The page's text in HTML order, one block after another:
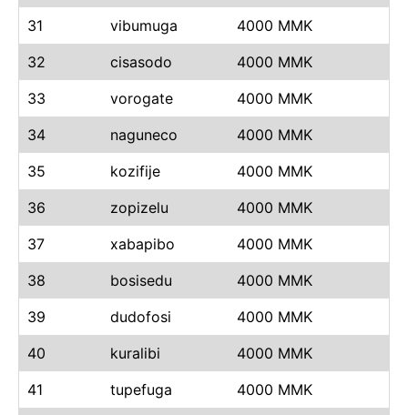
31
vibumuga
4000 MMK
32
cisasodo
4000 MMK
33
vorogate
4000 MMK
34
naguneco
4000 MMK
35
kozifije
4000 MMK
36
zopizelu
4000 MMK
37
xabapibo
4000 MMK
38
bosisedu
4000 MMK
39
dudofosi
4000 MMK
40
kuralibi
4000 MMK
41
tupefuga
4000 MMK